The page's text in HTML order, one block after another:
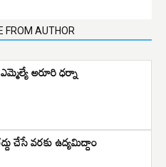
FROM AUTHOR
అరూరి ధర్నా
చేసే వరకు ఉద్యమిద్దాం